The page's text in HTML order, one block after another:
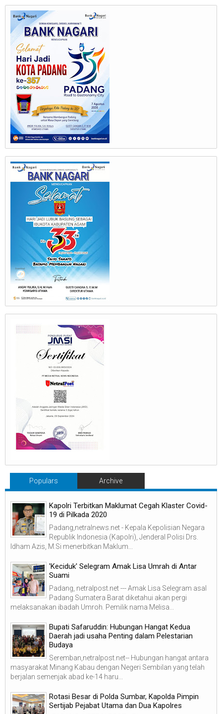
Populars Archive
Kapolri Terbitkan Maklumat Cegah Klaster Covid-
19 di Pilkada 2020
Padang,netralnews.net - Kepala Kepolisian Negara
Republik Indonesia (Kapolri), Jenderal Polisi Drs.
Idham Azis, M.Si menerbitkan Maklum...
'Keciduk' Selegram Amak Lisa Umrah di Antar
Suami
Padang, netralpost.net --- Amak Lisa Selegram asal
Padang Sumatera Barat diketahui akan pergi
melaksanakan ibadah Umroh. Pemilik nama Melisa...
Bupati Safaruddin: Hubungan Hangat Kedua
Daerah jadi usaha Penting dalam Pelestarian
Budaya
Seremban,netralpost.net-- Hubungan hangat antara
masyarakat Minang Kabau dengan Negeri Sembilan yang telah
berjalan semenjak abad ke-14 haru...
Rotasi Besar di Polda Sumbar, Kapolda Pimpin
Sertijab Pejabat Utama dan Dua Kapolres